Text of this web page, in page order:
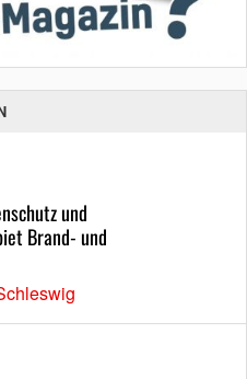
und
Brand- und